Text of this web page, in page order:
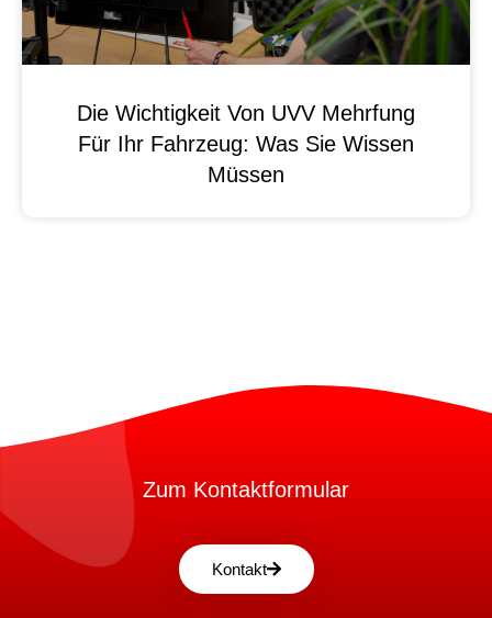
Die Wichtigkeit Von UVV Mehrfung
Für Ihr Fahrzeug: Was Sie Wissen
Müssen
Zum Kontaktformular
Kontakt